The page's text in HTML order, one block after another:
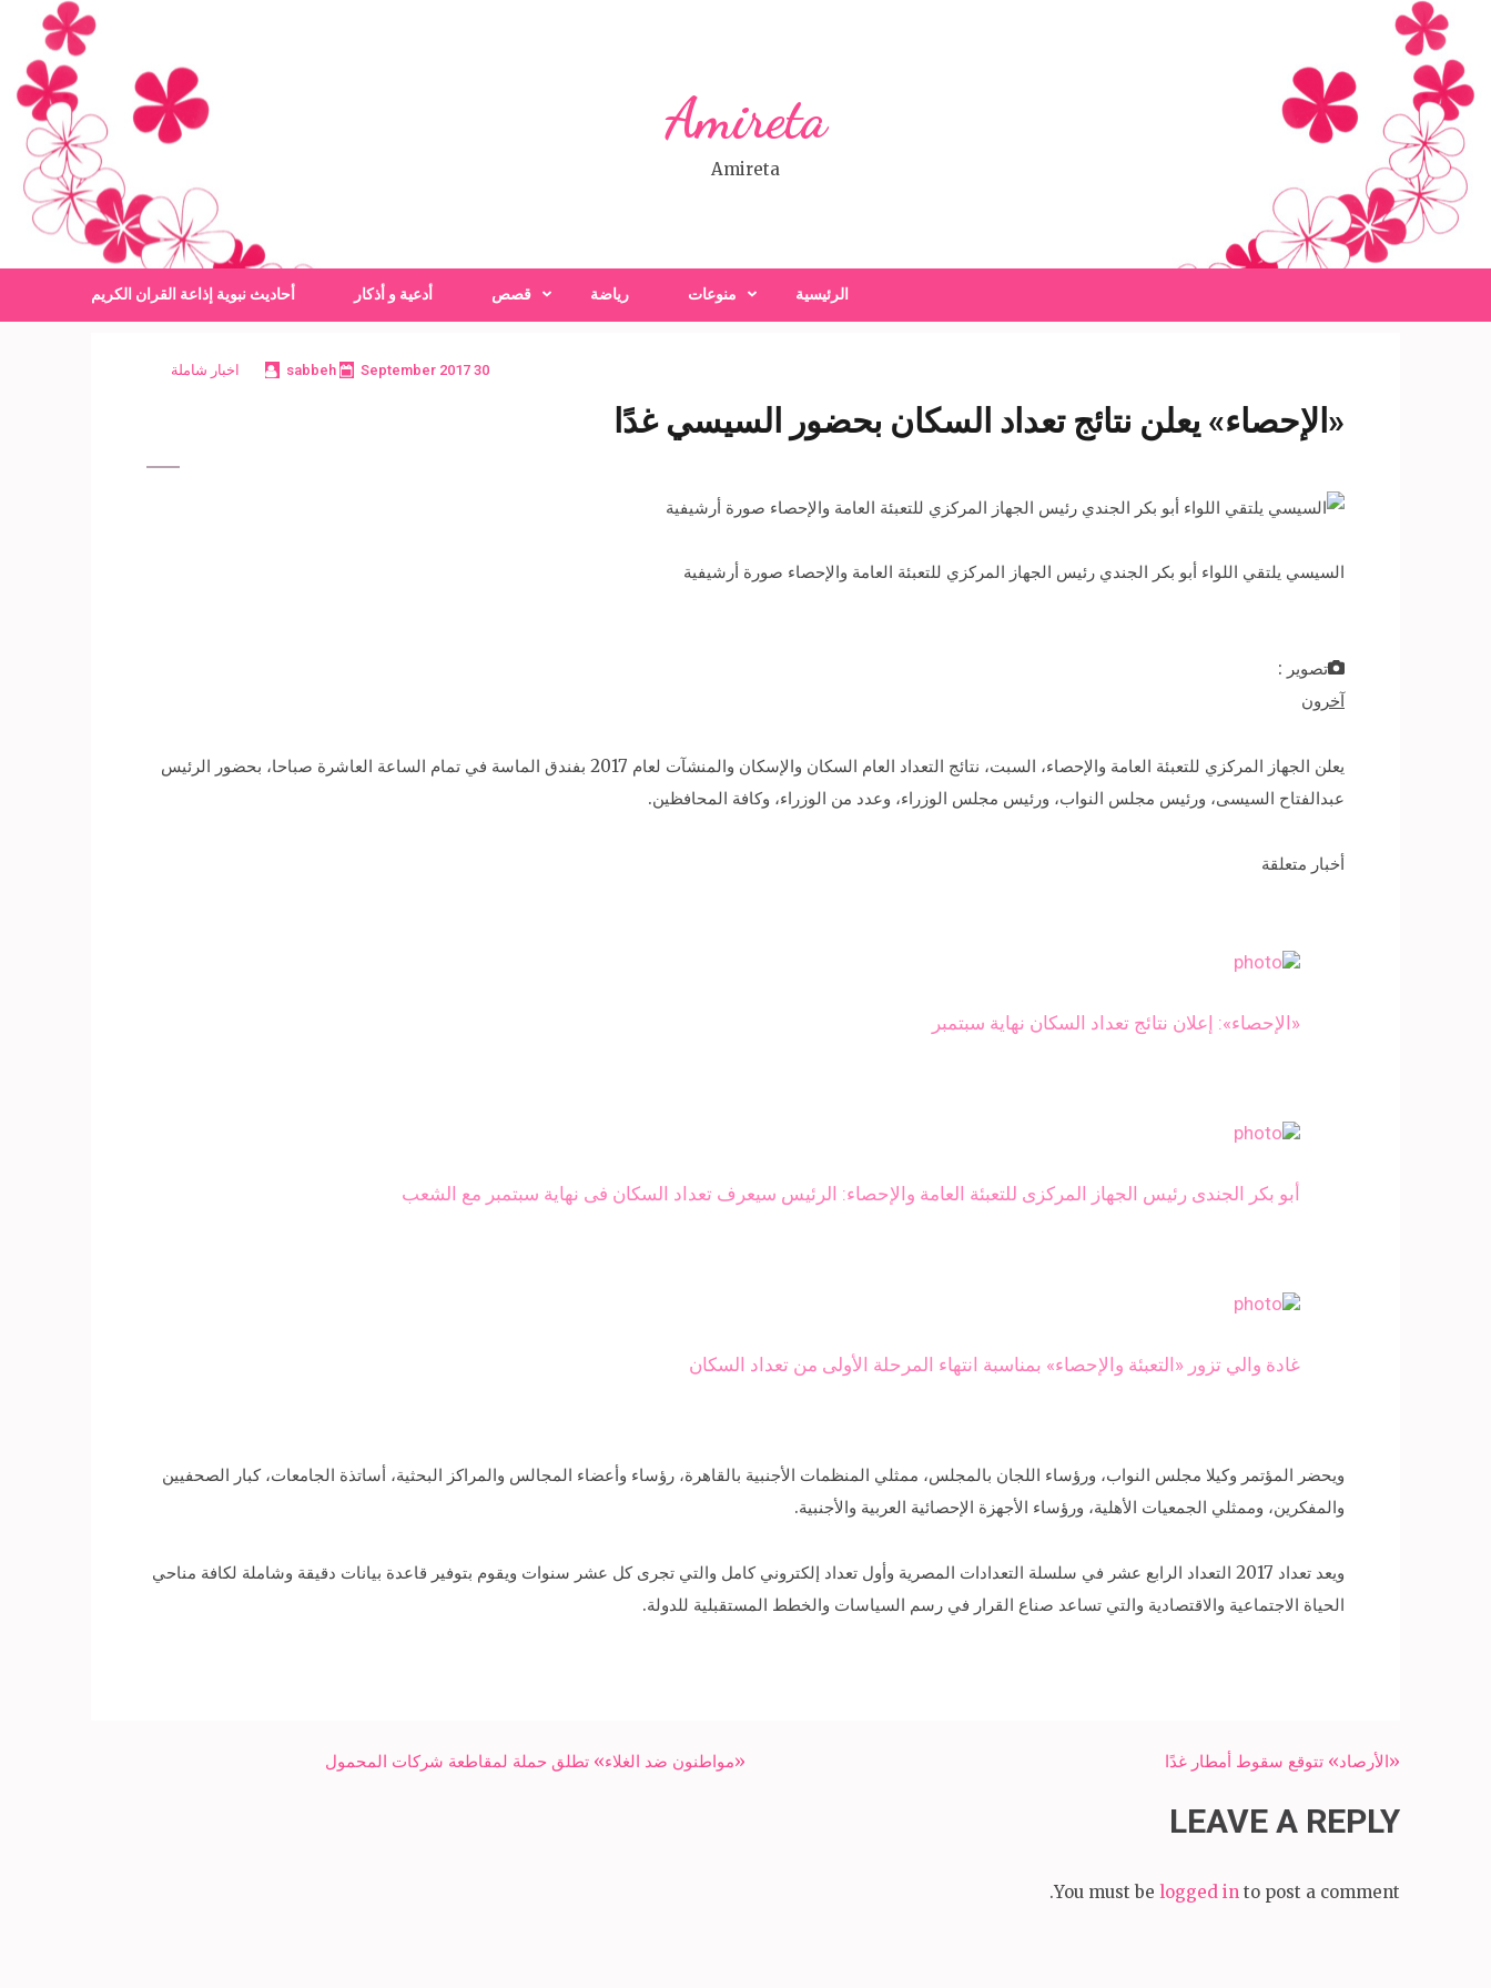
content
(Press
Enter)
Amireta
Amireta
الرئيسية منوعات رياضة قصص أدعية و أذكار أحاديث نبوية إذاعة القران الكريم
30 September 2017
sabbeh اخبار شاملة
«الإحصاء» يعلن نتائج تعداد السكان بحضور السيسي غدًا
السيسي يلتقي اللواء أبو بكر الجندي رئيس الجهاز المركزي للتعبئة العامة والإحصاء صورة أرشيفية
تصوير :
آخرون
يعلن الجهاز المركزي للتعبئة العامة والإحصاء، السبت، نتائج التعداد العام السكان والإسكان والمنشآت لعام 2017 بفندق الماسة في تمام الساعة العاشرة صباحا، بحضور الرئيس
عبدالفتاح السيسى، ورئيس مجلس النواب، ورئيس مجلس الوزراء، وعدد من الوزراء، وكافة المحافظين.
أخبار متعلقة
«الإحصاء»: إعلان نتائج تعداد السكان نهاية سبتمبر
أبو بكر الجندى رئيس الجهاز المركزى للتعبئة العامة والإحصاء: الرئيس سيعرف تعداد السكان فى نهاية سبتمبر مع الشعب
غادة والي تزور «التعبئة والإحصاء» بمناسبة انتهاء المرحلة الأولى من تعداد السكان
ويحضر المؤتمر وكيلا مجلس النواب، ورؤساء اللجان بالمجلس، ممثلي المنظمات الأجنبية بالقاهرة، رؤساء وأعضاء المجالس والمراكز البحثية، أساتذة الجامعات، كبار الصحفيين
والمفكرين، وممثلي الجمعيات الأهلية، ورؤساء الأجهزة الإحصائية العربية والأجنبية.
ويعد تعداد 2017 التعداد الرابع عشر في سلسلة التعدادات المصرية وأول تعداد إلكتروني كامل والتي تجرى كل عشر سنوات ويقوم بتوفير قاعدة بيانات دقيقة وشاملة لكافة مناحي
الحياة الاجتماعية والاقتصادية والتي تساعد صناع القرار في رسم السياسات والخطط المستقبلية للدولة.
Post
«مواطنون ضد الغلاء» تطلق حملة لمقاطعة شركات المحمول «الأرصاد» تتوقع سقوط أمطار غدًا
LEAVE A REPLY
You must be logged in to post a comment.